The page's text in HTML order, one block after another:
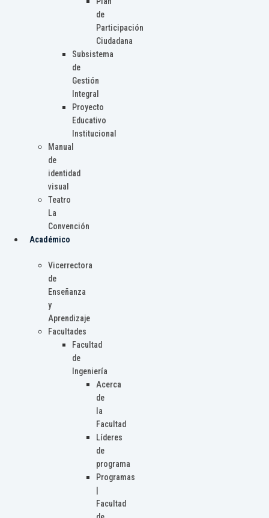
de
Participación
Ciudadana
Subsistema
de
Gestión
Integral
Proyecto
Educativo
Institucional
Manual
de
identidad
visual
Teatro
La
Convención
Académico
Vicerrectora
de
Enseñanza
y
Aprendizaje
Facultades
Facultad
de
Ingeniería
Acerca
de
la
Facultad
Líderes
de
programa
Programas
Facultad